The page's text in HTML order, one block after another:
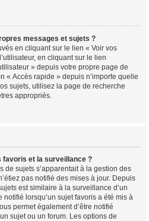
messages et sujets ?
en cliquant sur le lien « Voir vos
en cliquant sur le lien
» depuis votre propre page de
« Accès rapide » depuis n’importe quelle
sujets, utilisez la page de recherche
appropriés.
favoris et la surveillance ?
de sujets s’apparentait à la gestion des
pas notifié des mises à jour. Depuis
est similaire à la surveillance d’un
lorsqu’un sujet favoris a été mis à
permet également d’être notifié
sujet ou un forum. Les options de